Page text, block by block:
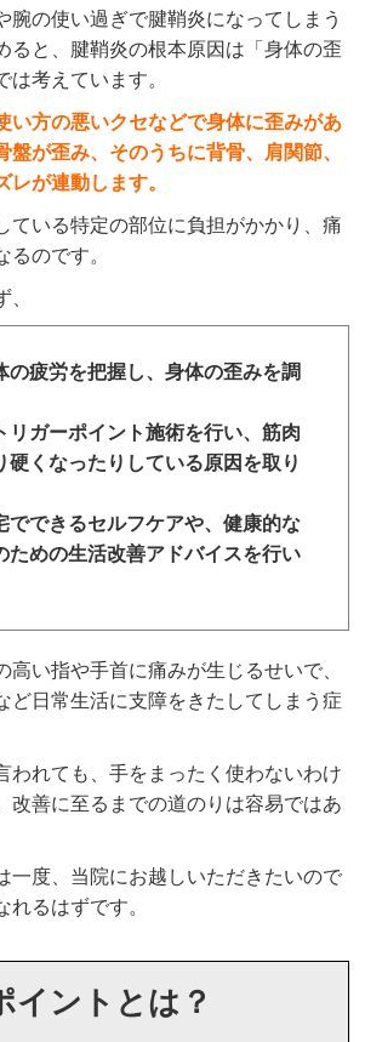
腕の使い過ぎで腱鞘炎になってしまう
ると、腱鞘炎の根本原因は「身体の歪
は考えています。
い方の悪いクセなどで身体に歪みがあ
盤が歪み、そのうちに背骨、肩関節、
レが連動します。
ている特定の部位に負担がかかり、痛
るのです。
、
の疲労を把握し、身体の歪みを調
リガーポイント施術を行い、筋肉
硬くなったりしている原因を取り
でできるセルフケアや、健康的な
ための生活改善アドバイスを行い
高い指や手首に痛みが生じるせいで、
ど日常生活に支障をきたしてしまう症
われても、手をまったく使わないわけ
改善に至るまでの道のりは容易ではあ
一度、当院にお越しいただきたいので
れるはずです。
イントとは？